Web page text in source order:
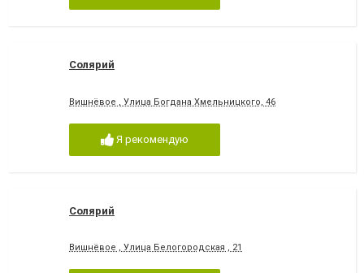
Солярий
Вишнёвое , Улица Богдана Хмельницкого, 46
Я рекомендую
Солярий
Вишнёвое , Улица Белогородская , 21